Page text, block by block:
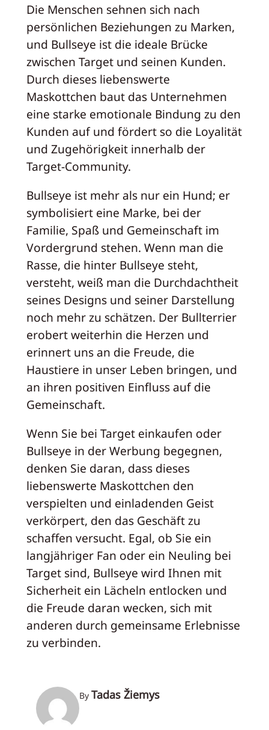
Die Menschen sehnen sich nach
persönlichen Beziehungen zu Marken,
und Bullseye ist die ideale Brücke
zwischen Target und seinen Kunden.
Durch dieses liebenswerte
Maskottchen baut das Unternehmen
eine starke emotionale Bindung zu den
Kunden auf und fördert so die Loyalität
und Zugehörigkeit innerhalb der
Target-Community.
Bullseye ist mehr als nur ein Hund; er
symbolisiert eine Marke, bei der
Familie, Spaß und Gemeinschaft im
Vordergrund stehen. Wenn man die
Rasse, die hinter Bullseye steht,
versteht, weiß man die Durchdachtheit
seines Designs und seiner Darstellung
noch mehr zu schätzen. Der Bullterrier
erobert weiterhin die Herzen und
erinnert uns an die Freude, die
Haustiere in unser Leben bringen, und
an ihren positiven Einfluss auf die
Gemeinschaft.
Wenn Sie bei Target einkaufen oder
Bullseye in der Werbung begegnen,
denken Sie daran, dass dieses
liebenswerte Maskottchen den
verspielten und einladenden Geist
verkörpert, den das Geschäft zu
schaffen versucht. Egal, ob Sie ein
langjähriger Fan oder ein Neuling bei
Target sind, Bullseye wird Ihnen mit
Sicherheit ein Lächeln entlocken und
die Freude daran wecken, sich mit
anderen durch gemeinsame Erlebnisse
zu verbinden.
By Tadas Žiemys